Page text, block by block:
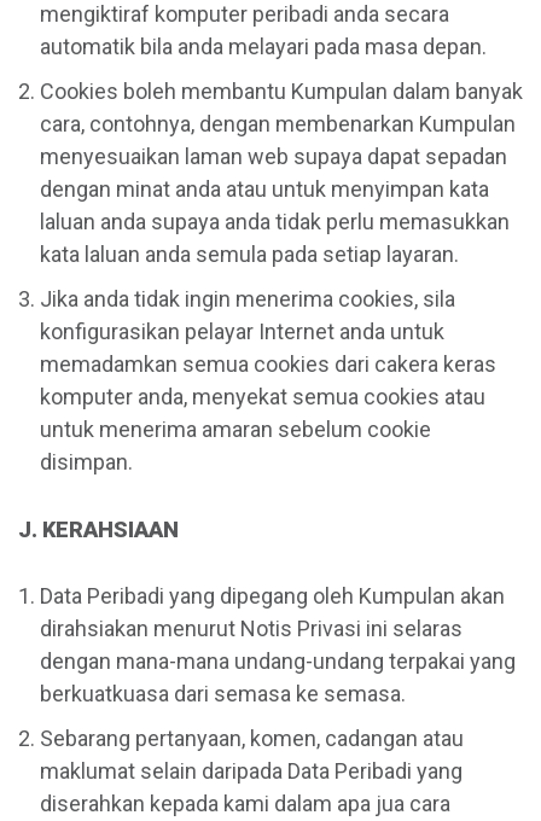
mengiktiraf komputer peribadi anda secara
automatik bila anda melayari pada masa depan.
Cookies boleh membantu Kumpulan dalam banyak
cara, contohnya, dengan membenarkan Kumpulan
menyesuaikan laman web supaya dapat sepadan
dengan minat anda atau untuk menyimpan kata
laluan anda supaya anda tidak perlu memasukkan
kata laluan anda semula pada setiap layaran.
Jika anda tidak ingin menerima cookies, sila
konfigurasikan pelayar Internet anda untuk
memadamkan semua cookies dari cakera keras
komputer anda, menyekat semua cookies atau
untuk menerima amaran sebelum cookie
disimpan.
J. KERAHSIAAN
Data Peribadi yang dipegang oleh Kumpulan akan
dirahsiakan menurut Notis Privasi ini selaras
dengan mana-mana undang-undang terpakai yang
berkuatkuasa dari semasa ke semasa.
Sebarang pertanyaan, komen, cadangan atau
maklumat selain daripada Data Peribadi yang
diserahkan kepada kami dalam apa jua cara